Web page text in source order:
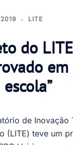
LITE
do
em
de Inovação
(LITE) teve um